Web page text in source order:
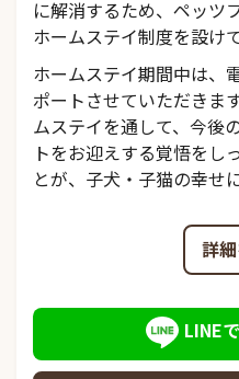
に解消するため、ペッツ
ホームステイ制度を設け
ホームステイ期間中は、
ポートさせていただきま
ムステイを通して、今後
トをお迎えする覚悟をし
とが、子犬・子猫の幸せ
詳
LINE